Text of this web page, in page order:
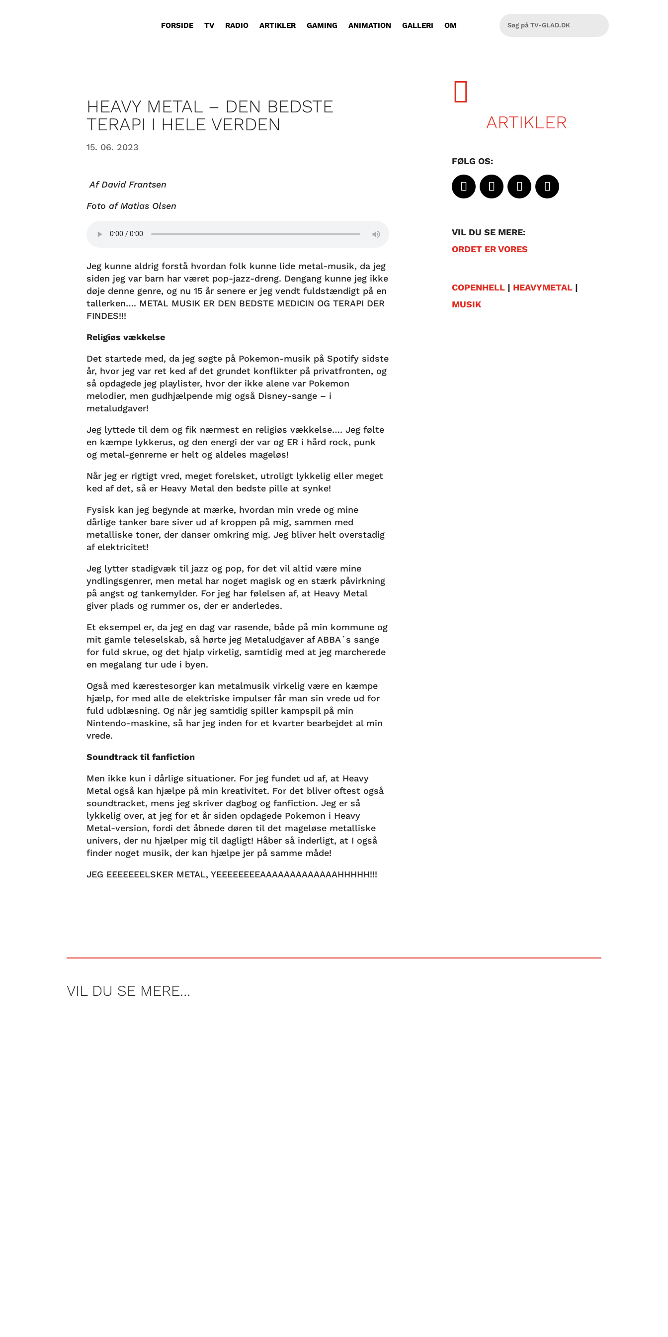
FORSIDE TV RADIO ARTIKLER GAMING ANIMATION GALLERI OM
HEAVY METAL – DEN BEDSTE
TERAPI I HELE VERDEN
15. 06. 2023
Af David Frantsen
Foto af Matias Olsen
Jeg kunne aldrig forstå hvordan folk kunne lide metal-musik, da jeg
siden jeg var barn har været pop-jazz-dreng. Dengang kunne jeg ikke
døje denne genre, og nu 15 år senere er jeg vendt fuldstændigt på en
tallerken…. METAL MUSIK ER DEN BEDSTE MEDICIN OG TERAPI DER
FINDES!!!
Religiøs vækkelse
Det startede med, da jeg søgte på Pokemon-musik på Spotify sidste
år, hvor jeg var ret ked af det grundet konflikter på privatfronten, og
så opdagede jeg playlister, hvor der ikke alene var Pokemon
melodier, men gudhjælpende mig også Disney-sange – i
metaludgaver!
Jeg lyttede til dem og fik nærmest en religiøs vækkelse…. Jeg følte
en kæmpe lykkerus, og den energi der var og ER i hård rock, punk
og metal-genrerne er helt og aldeles mageløs!
Når jeg er rigtigt vred, meget forelsket, utroligt lykkelig eller meget
ked af det, så er Heavy Metal den bedste pille at synke!
Fysisk kan jeg begynde at mærke, hvordan min vrede og mine
dårlige tanker bare siver ud af kroppen på mig, sammen med
metalliske toner, der danser omkring mig. Jeg bliver helt overstadig
af elektricitet!
Jeg lytter stadigvæk til jazz og pop, for det vil altid være mine
yndlingsgenrer, men metal har noget magisk og en stærk påvirkning
på angst og tankemylder. For jeg har følelsen af, at Heavy Metal
giver plads og rummer os, der er anderledes.
Et eksempel er, da jeg en dag var rasende, både på min kommune og
mit gamle teleselskab, så hørte jeg Metaludgaver af ABBA´s sange
for fuld skrue, og det hjalp virkelig, samtidig med at jeg marcherede
en megalang tur ude i byen.
Også med kærestesorger kan metalmusik virkelig være en kæmpe
hjælp, for med alle de elektriske impulser får man sin vrede ud for
fuld udblæsning. Og når jeg samtidig spiller kampspil på min
Nintendo-maskine, så har jeg inden for et kvarter bearbejdet al min
vrede.
Soundtrack til fanfiction
Men ikke kun i dårlige situationer. For jeg fundet ud af, at Heavy
Metal også kan hjælpe på min kreativitet. For det bliver oftest også
soundtracket, mens jeg skriver dagbog og fanfiction. Jeg er så
lykkelig over, at jeg for et år siden opdagede Pokemon i Heavy
Metal-version, fordi det åbnede døren til det mageløse metalliske
univers, der nu hjælper mig til dagligt! Håber så inderligt, at I også
finder noget musik, der kan hjælpe jer på samme måde!
JEG EEEEEEELSKER METAL, YEEEEEEEEAAAAAAAAAAAAAHHHHH!!!

ARTIKLER
FØLG OS:
VIL DU SE MERE:
ORDET ER VORES
COPENHELL| HEAVYMETAL|
MUSIK
VIL DU SE MERE…